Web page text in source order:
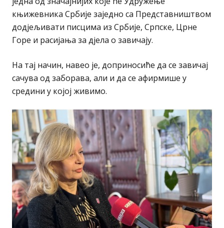
књижевника Србије заједно са Представништвом
додјељивати писцима из Србије, Српске, Црне
Горе и расијања за дјела о завичају.
На тај начин, навео је, доприносиће да се завичај
сачува од заборава, али и да се афирмише у
средини у којој живимо.